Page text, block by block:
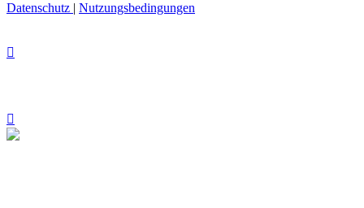
Datenschutz | Nutzungsbedingungen